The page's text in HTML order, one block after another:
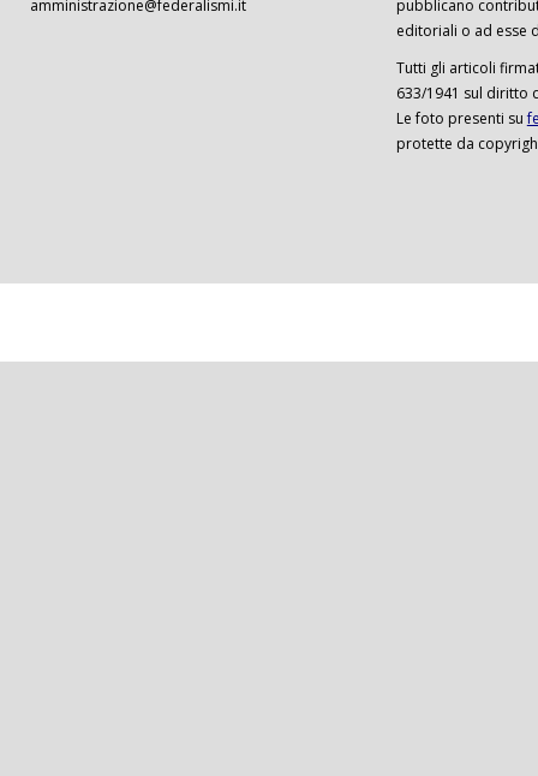
amministrazione@federalismi.it
pubblicano
editoriali o ad esse
Tutti gli articoli
633/1941 sul diritto
Le foto presenti su
protette da